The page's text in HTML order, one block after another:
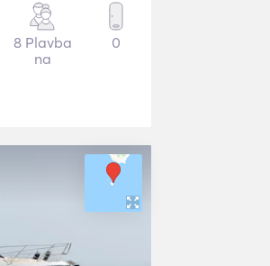
8 Plavba
na
0